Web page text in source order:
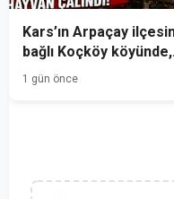
Kars’ın Arpaçay
bağlı Koçköy köyünde,
gece hırsızlık olayı
1 gün önce